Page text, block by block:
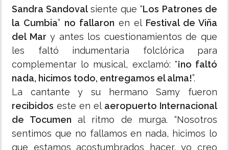
Sandra Sandovalsiente que “Los Patrones de
la Cumbia” no fallaron en el Festival de Viña
del Mar y antes los cuestionamientos de que
les faltó indumentaria folclórica para
complementar lo musical, exclamó: "¡no faltó
nada, hicimos todo, entregamos el alma!”.
La cantante y su hermano Samy fueron
recibidos este en el aeropuerto Internacional
de Tocumen al ritmo de murga. “Nosotros
sentimos que no fallamos en nada, hicimos lo
que estamos acostumbrados hacer, yo creo